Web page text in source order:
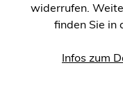
widerrufen.
finden Sie in
Infos zum
(Öffnet in einem neuen